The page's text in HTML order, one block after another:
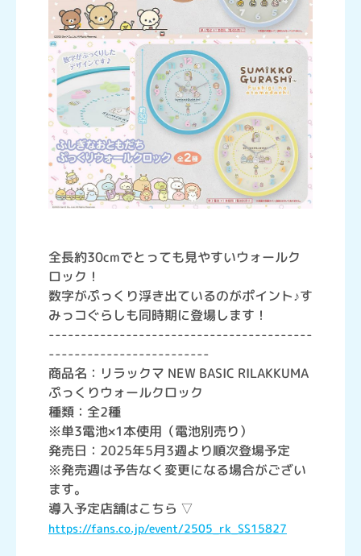
全長約30cmでとっても見やすいウォールク
ロック！
数字がぷっくり浮き出ているのがポイント♪す
みっコぐらしも同時期に登場します！
-----------------------------------------
-------------------------
商品名：リラックマ NEW BASIC RILAKKUMA
ぷっくりウォールクロック
種類：全2種
※単3電池×1本使用（電池別売り）
発売日：2025年5月3週より順次登場予定
※発売週は予告なく変更になる場合がござい
ます。
導入予定店舗はこちら ▽
https://fans.co.jp/event/2505_rk_SS15827